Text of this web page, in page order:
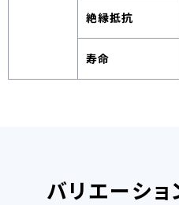
絶縁抵抗
寿命
バリエーショ